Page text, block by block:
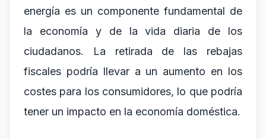
energía es un componente fundamental de
la economía y de la vida diaria de los
ciudadanos. La retirada de las rebajas
fiscales podría llevar a un aumento en los
costes para los consumidores, lo que podría
tener un impacto en la economía doméstica.